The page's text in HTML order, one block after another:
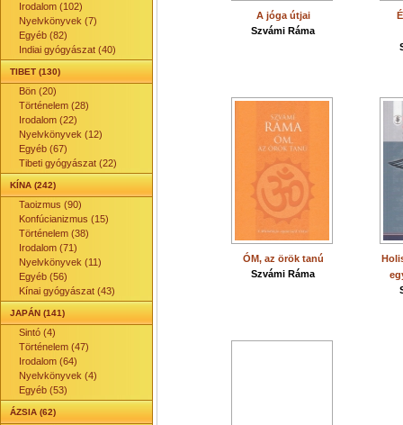
Irodalom (102)
Nyelvkönyvek (7)
Egyéb (82)
Indiai gyógyászat (40)
TIBET (130)
Bön (20)
Történelem (28)
Irodalom (22)
Nyelvkönyvek (12)
Egyéb (67)
Tibeti gyógyászat (22)
KÍNA (242)
Taoizmus (90)
Konfúcianizmus (15)
Történelem (38)
Irodalom (71)
Nyelvkönyvek (11)
Egyéb (56)
Kínai gyógyászat (43)
JAPÁN (141)
Sintó (4)
Történelem (47)
Irodalom (64)
Nyelvkönyvek (4)
Egyéb (53)
ÁZSIA (62)
A jóga útjai
Szvámi Ráma
ÓM, az örök tanú
Szvámi Ráma